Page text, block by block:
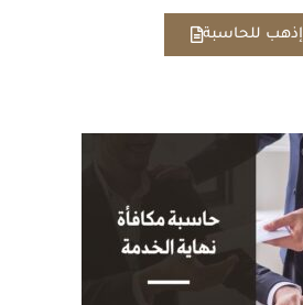
إذهب للحاسبة